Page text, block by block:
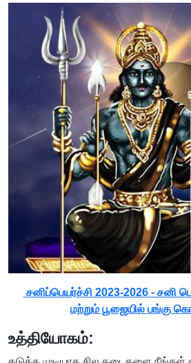
சனிப்பெயர்ச்சி 2023-2026 - சனி
மற்றும் பூஜையில் பங்கு
உத்தியோகம்: